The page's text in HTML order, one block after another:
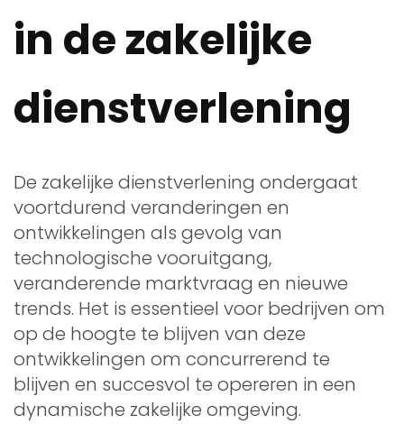
in de zakelijke
dienstverlening
De zakelijke dienstverlening ondergaat
voortdurend veranderingen en
ontwikkelingen als gevolg van
technologische vooruitgang,
veranderende marktvraag en nieuwe
trends. Het is essentieel voor bedrijven om
op de hoogte te blijven van deze
ontwikkelingen om concurrerend te
blijven en succesvol te opereren in een
dynamische zakelijke omgeving.